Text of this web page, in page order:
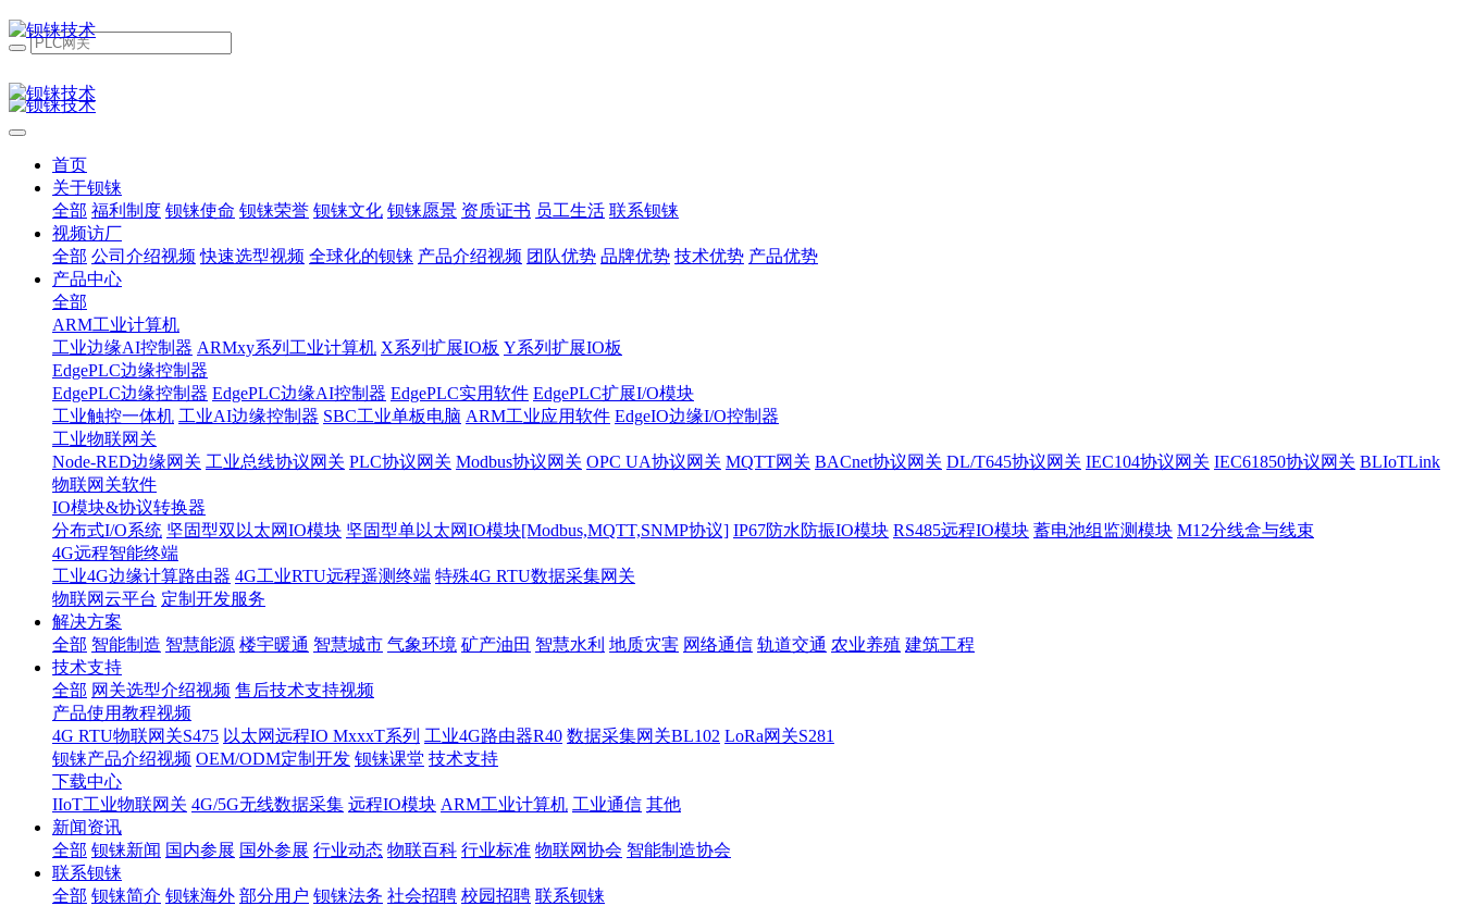
首页
关于钡铼
全部 福利制度 钡铼使命 钡铼荣誉 钡铼文化 钡铼愿景 资质证书 员工生活 联系钡铼
视频访厂
全部 公司介绍视频 快速选型视频 全球化的钡铼 产品介绍视频 团队优势 品牌优势 技术优势 产品优势
产品中心
全部
ARM工业计算机
工业边缘AI控制器 ARMxy系列工业计算机 X系列扩展IO板 Y系列扩展IO板
EdgePLC边缘控制器
EdgePLC边缘控制器 EdgePLC边缘AI控制器 EdgePLC实用软件 EdgePLC扩展I/O模块
工业触控一体机 工业AI边缘控制器 SBC工业单板电脑 ARM工业应用软件 EdgeIO边缘I/O控制器
工业物联网关
Node-RED边缘网关 工业总线协议网关 PLC协议网关 Modbus协议网关 OPC UA协议网关 MQTT网关 BACnet协议网关 DL/T645协议网关 IEC104协议网关 IEC61850协议网关 BLIoTLink
物联网关软件
IO模块&协议转换器
分布式I/O系统 坚固型双以太网IO模块 坚固型单以太网IO模块[Modbus,MQTT,SNMP协议] IP67防水防振IO模块 RS485远程IO模块 蓄电池组监测模块 M12分线盒与线束
4G远程智能终端
工业4G边缘计算路由器 4G工业RTU远程遥测终端 特殊4G RTU数据采集网关
物联网云平台 定制开发服务
解决方案
全部 智能制造 智慧能源 楼宇暖通 智慧城市 气象环境 矿产油田 智慧水利 地质灾害 网络通信 轨道交通 农业养殖 建筑工程
技术支持
全部 网关选型介绍视频 售后技术支持视频
产品使用教程视频
4G RTU物联网关S475 以太网远程IO MxxxT系列 工业4G路由器R40 数据采集网关BL102 LoRa网关S281
钡铼产品介绍视频 OEM/ODM定制开发 钡铼课堂 技术支持
下载中心
IIoT工业物联网关 4G/5G无线数据采集 远程IO模块 ARM工业计算机 工业通信 其他
新闻资讯
全部 钡铼新闻 国内参展 国外参展 行业动态 物联百科 行业标准 物联网协会 智能制造协会
联系钡铼
全部 钡铼简介 钡铼海外 部分用户 钡铼法务 社会招聘 校园招聘 联系钡铼